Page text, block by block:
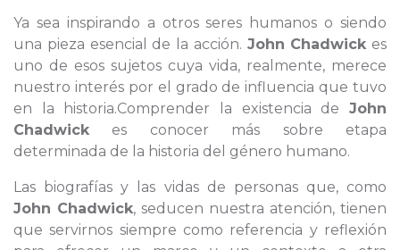
Ya sea inspirando a otros seres humanos o siendo
una pieza esencial de la acción. John Chadwick es
uno de esos sujetos cuya vida, realmente, merece
nuestro interés por el grado de influencia que tuvo
en la historia.Comprender la existencia de John
Chadwick es conocer más sobre etapa
determinada de la historia del género humano.
Las biografías y las vidas de personas que, como
John Chadwick, seducen nuestra atención, tienen
que servirnos siempre como referencia y reflexión